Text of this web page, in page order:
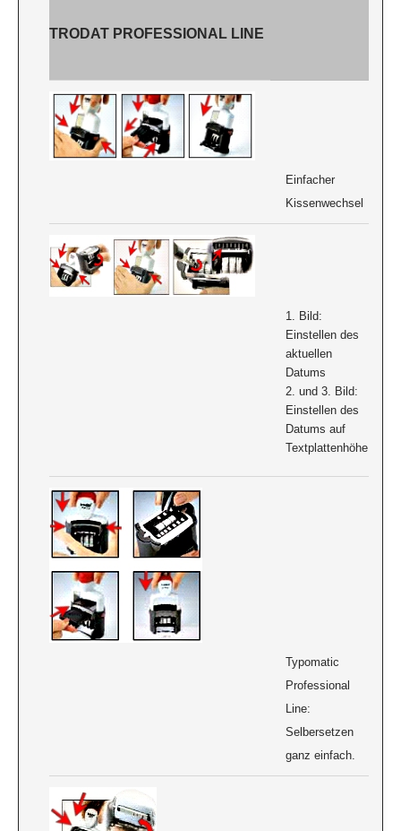
TRODAT PROFESSIONAL LINE
Einfacher
Kissenwechsel
1. Bild:
Einstellen des
aktuellen
Datums
2. und 3. Bild:
Einstellen des
Datums auf
Textplattenhöhe
Typomatic
Professional
Line:
Selbersetzen
ganz einfach.